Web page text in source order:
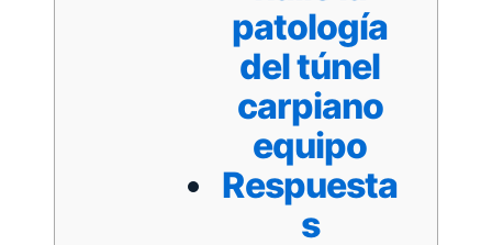
patologí­a
del túnel
carpiano
equipo
Respuesta
s